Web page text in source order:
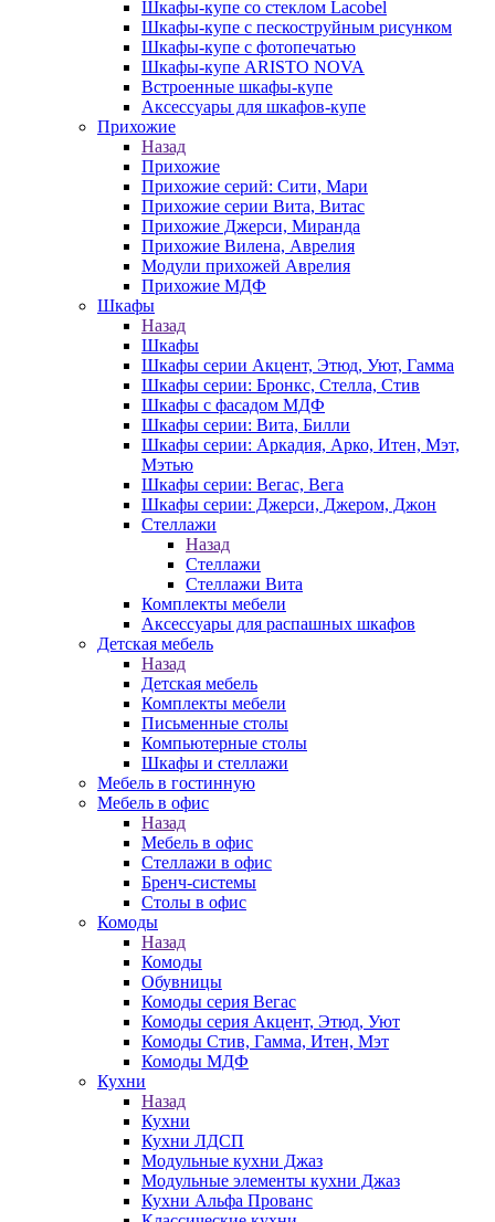
Шкафы-купе со стеклом Lacobel
Шкафы-купе с пескоструйным рисунком
Шкафы-купе с фотопечатью
Шкафы-купе ARISTO NOVA
Встроенные шкафы-купе
Аксессуары для шкафов-купе
Прихожие
Назад
Прихожие
Прихожие серий: Сити, Мари
Прихожие серии Вита, Витас
Прихожие Джерси, Миранда
Прихожие Вилена, Аврелия
Модули прихожей Аврелия
Прихожие МДФ
Шкафы
Назад
Шкафы
Шкафы серии Акцент, Этюд, Уют, Гамма
Шкафы серии: Бронкс, Стелла, Стив
Шкафы с фасадом МДФ
Шкафы серии: Вита, Билли
Шкафы серии: Аркадия, Арко, Итен, Мэт,
Мэтью
Шкафы серии: Вегас, Вега
Шкафы серии: Джерси, Джером, Джон
Стеллажи
Назад
Стеллажи
Стеллажи Вита
Комплекты мебели
Аксессуары для распашных шкафов
Детская мебель
Назад
Детская мебель
Комплекты мебели
Письменные столы
Компьютерные столы
Шкафы и стеллажи
Мебель в гостинную
Мебель в офис
Назад
Мебель в офис
Стеллажи в офис
Бренч-системы
Столы в офис
Комоды
Назад
Комоды
Обувницы
Комоды серия Вегас
Комоды серия Акцент, Этюд, Уют
Комоды Стив, Гамма, Итен, Мэт
Комоды МДФ
Кухни
Назад
Кухни
Кухни ЛДСП
Модульные кухни Джаз
Модульные элементы кухни Джаз
Кухни Альфа Прованс